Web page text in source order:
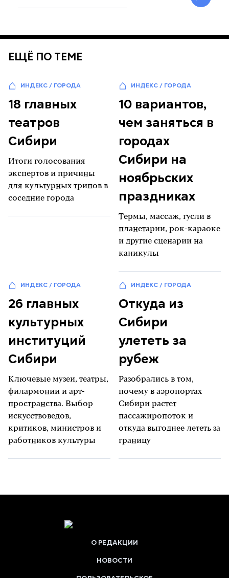
ЕЩЁ ПО ТЕМЕ
ИНДЕКС / ГОРОДА
18 главных
театров
Сибири
Итоги голосования
экспертов и причины
для культурных трипов в
соседние города
ИНДЕКС / ГОРОДА
10 вариантов,
чем заняться в
городах
Сибири на
ноябрьских
праздниках
Термы, массаж, гусли в
планетарии, рок-караоке
и другие сценарии на
каникулы
ИНДЕКС / ГОРОДА
26 главных
культурных
институций
Сибири
Ключевые музеи, театры,
филармонии и арт-
пространства. Выбор
искусствоведов,
критиков, министров и
работников культуры
ИНДЕКС / ГОРОДА
Откуда из
Сибири
улететь за
рубеж
Разобрались в том,
почему в аэропортах
Сибири растет
пассажиропоток и
откуда выгоднее лететь за
границу
О РЕДАКЦИИ
НОВОСТИ